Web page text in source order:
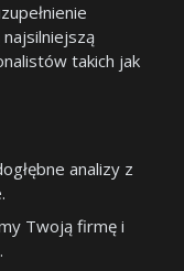
takich jak
analizy z
Twoją firmę i